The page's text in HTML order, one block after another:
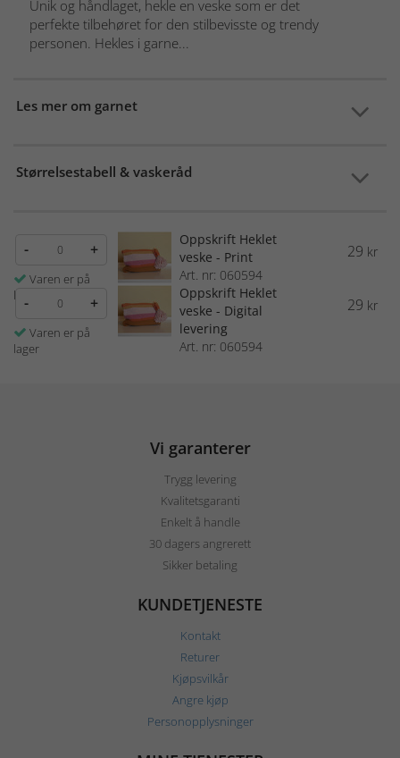
Unik og håndlaget, hekle en veske som er det
perfekte tilbehøret for den stilbevisste og trendy
personen. Hekles i garne...
Les mer om garnet
Størrelsestabell & vaskeråd
- +
Varen er på
lager
Oppskrift Heklet
veske - Print
Art. nr: 060594
29 kr
- +
Varen er på
lager
Oppskrift Heklet
veske - Digital
levering
Art. nr: 060594
29 kr
Vi garanterer
Trygg levering
Kvalitetsgaranti
Enkelt å handle
30 dagers angrerett
Sikker betaling
KUNDETJENESTE
Kontakt
Returer
Kjøpsvilkår
Angre kjøp
Personopplysninger